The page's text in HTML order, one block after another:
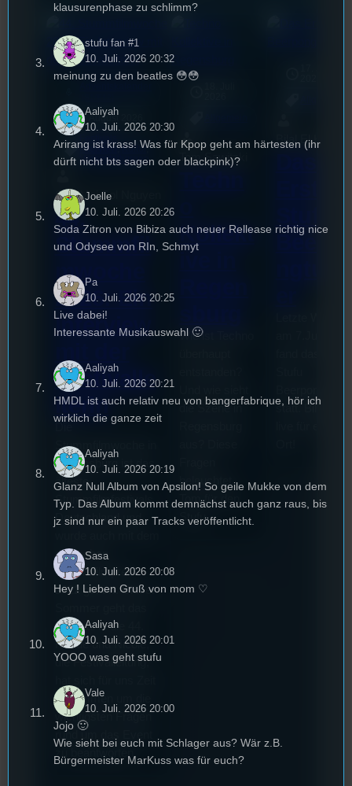
3. August 2026
Festivals
Interview, Kultur ,
Veranstaltungen
Sao-Mai Sol Nguyen
44.
Stummfil
mwoche
2026: Ein
Interview
Festivalle
iterin
Stummfilmwoche in
Regensburg ist das
älteste
Stummfilmfestivals
Deutschland und
deutschen
Stummfilmpreis
2022 gekürt. Diesen
Festival in die 44.
Runde und Nicole,
die Festivalleitung,
genommen um die
wichtigsten Fragen
rund um das Event
Tom Sawitzki
Kollekt
ive in
Wie ist Techno
die Szene in
beleuchtet
Tom für den
Stufu.
Bilal El Kasmi
Beerpo
statt. Bilal war
klausurenphase zu schlimm?
stufu fan #1
10. Juli. 2026 20:32
meinung zu den beatles 😳😳
Aaliyah
10. Juli. 2026 20:30
Arirang ist krass! Was für Kpop geht am härtesten (ihr
dürft nicht bts sagen oder blackpink)?
Joelle
10. Juli. 2026 20:26
Soda Zitron von Bibiza auch neuer Rellease richtig nice
und Odysee von RIn, Schmyt
Pa
10. Juli. 2026 20:25
Live dabei!
Interessante Musikauswahl 🙂
Aaliyah
10. Juli. 2026 20:21
HMDL ist auch relativ neu von bangerfabrique, hör ich
wirklich die ganze zeit
Aaliyah
10. Juli. 2026 20:19
Glanz Null Album von Apsilon! So geile Mukke von dem
Typ. Das Album kommt demnächst auch ganz raus, bis
jz sind nur ein paar Tracks veröffentlicht.
Sasa
10. Juli. 2026 20:08
Hey ! Lieben Gruß von mom ♡
Aaliyah
10. Juli. 2026 20:01
YOOO was geht stufu
Vale
10. Juli. 2026 20:00
Jojo 🙂
Wie sieht bei euch mit Schlager aus? Wär z.B.
Bürgermeister MarKuss was für euch?